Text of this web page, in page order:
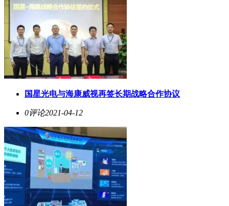
国星光电与海康威视再签长期战略合作协议
0评论2021-04-12